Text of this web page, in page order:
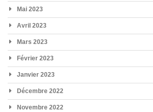
Mai 2023
Avril 2023
Mars 2023
Février 2023
Janvier 2023
Décembre 2022
Novembre 2022